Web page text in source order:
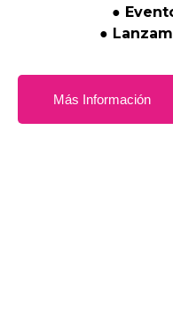
●
●
Más Información